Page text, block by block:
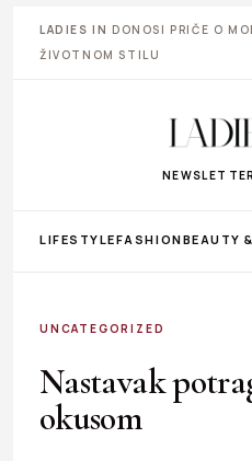
LADIES IN DONOSI PRIČE O
ŽIVOTNOM STILU
NEWSLETTER
LIFESTYLEFASHIONBEAUTY
UNCATEGORIZED
Nastavak
okusom